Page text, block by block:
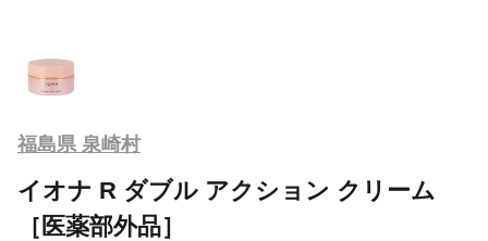
福島県 泉崎村
イオナ R ダブル アクション クリーム
［医薬部外品］